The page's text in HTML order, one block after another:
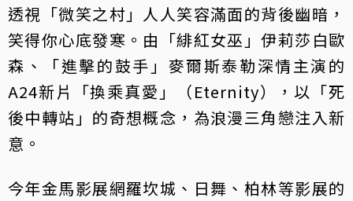
透視「微笑之村」人人笑容滿面的背後幽暗，
笑得你心底發寒。由「緋紅女巫」伊莉莎白歐
森、「進擊的鼓手」麥爾斯泰勒深情主演的
A24新片「換乘真愛」（Eternity），以「死
後中轉站」的奇想概念，為浪漫三角戀注入新
意。
今年金馬影展網羅坎城、日舞、柏林等影展的